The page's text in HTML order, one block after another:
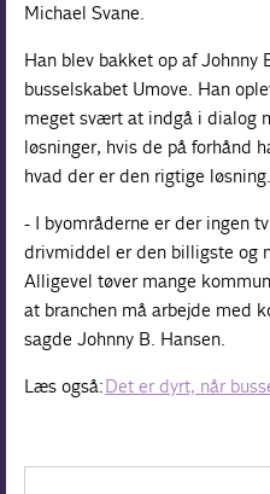
Michael Svane.
Han blev bakket op af Johnny
busselskabet Umove. Han
meget svært at indgå i dialog
løsninger, hvis de på forhånd
hvad der er den rigtige løsning.
- I byområderne er der ingen
drivmiddel er den billigste og
Alligevel tøver mange
at branchen må arbejde med
sagde Johnny B. Hansen.
Læs også:Det er dyrt, når